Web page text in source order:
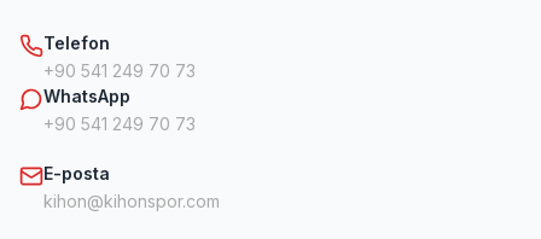
Telefon
+90 541 249 70 73
WhatsApp
+90 541 249 70 73
E-posta
kihon@kihonspor.com